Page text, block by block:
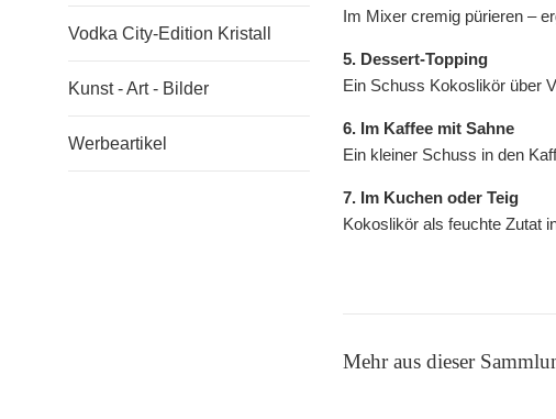
Vodka City-Edition Kristall
Kunst - Art - Bilder
Werbeartikel
Im Mixer cremig pürieren –
5. Dessert-Topping
Ein Schuss Kokoslikör über
6. Im Kaffee mit Sahne
Ein kleiner Schuss in den
7. Im Kuchen oder Teig
Kokoslikör als feuchte Zutat
Mehr aus dieser